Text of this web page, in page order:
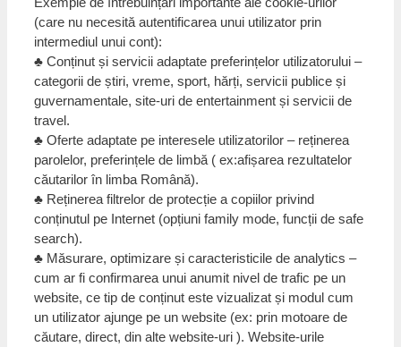
(care nu necesită autentificarea unui utilizator prin
intermediul unui cont):
♣ Conținut și servicii adaptate preferințelor utilizatorului –
categorii de știri, vreme, sport, hărți, servicii publice și
guvernamentale, site-uri de entertainment și servicii de
travel.
♣ Oferte adaptate pe interesele utilizatorilor – reținerea
parolelor, preferințele de limbă ( ex:afișarea rezultatelor
căutarilor în limba Română).
♣ Reținerea filtrelor de protecție a copiilor privind
conținutul pe Internet (opțiuni family mode, funcții de safe
search).
♣ Măsurare, optimizare și caracteristicile de analytics –
cum ar fi confirmarea unui anumit nivel de trafic pe un
website, ce tip de conținut este vizualizat și modul cum
un utilizator ajunge pe un website (ex: prin motoare de
căutare, direct, din alte website-uri ). Website-urile